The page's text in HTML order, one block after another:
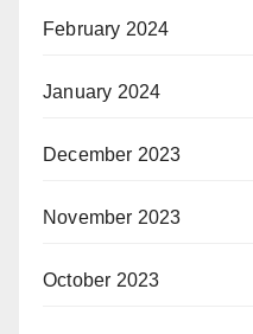
February 2024
January 2024
December 2023
November 2023
October 2023